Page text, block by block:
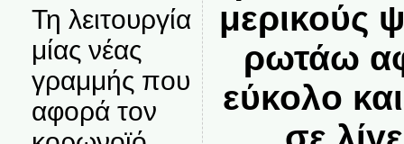
Τη λειτουργία
μίας νέας
γραμμής που
αφορά τον
μερικούς
ρωτάω
εύκολο